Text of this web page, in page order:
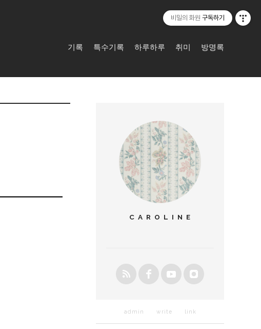
기록 특수기록 하루하루 취미 방명록
C A R O L I N E
admin write link
비밀의 화원 구독하기